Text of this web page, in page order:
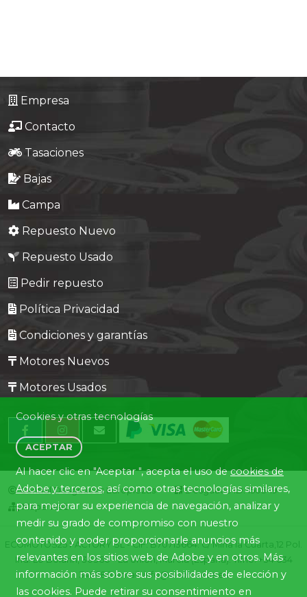
Contacto
Empresa
Contacto
Tasaciones
Bajas
Campa
Repuesto Nuevo
Repuesto Usado
Pedir repuesto
Política Privacidad
Condiciones y garantías
Motores Nuevos
Motores Usados
Central Desguaces Europiezas
Desguace ID. 1505-19
Mapa Web
ECOMOTOS25 FACTORY SL - CIF: B70713664. C/ Mina la Cuarta,12 Pol.
Ind. Lo Bolarín, 30360 - La Union, Murcia (España). Tlfno. +34 634
345680 email: info@ecomotos.es
Cookies y otras tecnologías
ACEPTAR
Al hacer clic en "Aceptar ", acepta el uso decookies de
Adobe y terceros, así como otras tecnologías similares,
para mejorar su experiencia de navegación, analizar y
medir su grado de compromiso con nuestro
contenido y poder proporcionarle anuncios más
relevantes en los sitios web de Adobe y en otros. Más
información más sobre sus posibilidades de elección y
las cookies. Puede retirar su consentimiento en